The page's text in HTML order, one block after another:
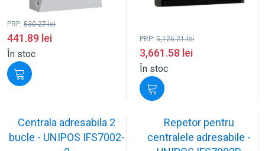
PRP: 530.27lei
441.89 lei
În stoc
PRP: 5,126.21lei
3,661.58 lei
În stoc
Centrala adresabila 2
bucle - UNIPOS IFS7002-
Repetor pentru
centralele adresabile -